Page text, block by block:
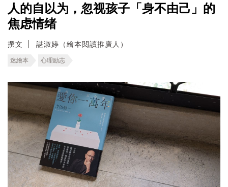
人的自以为，忽视孩子「身不由己」的
焦虑情绪
撰文 諶淑婷（繪本閱讀推廣人）
迷繪本 心理励志